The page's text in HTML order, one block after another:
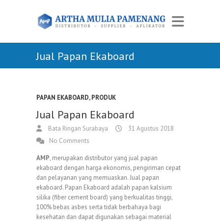
Jual Papan Ekaboard
PAPAN EKABOARD,PRODUK
Jual Papan Ekaboard
Bata Ringan Surabaya
31 Agustus 2018
No Comments
AMP, merupakan distributor yang jual papan
ekaboard dengan harga ekonomis, pengiriman cepat
dan pelayanan yang memuaskan. Jual papan
ekaboard. Papan Ekaboard adalah papan kalsium
silika (fiber cement board) yang berkualitas tinggi,
100% bebas asbes serta tidak berbahaya bagi
kesehatan dan dapat digunakan sebagai material